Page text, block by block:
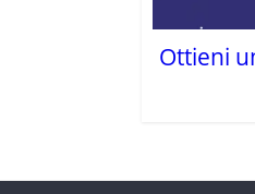
Ottieni